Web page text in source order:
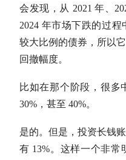
会发现，从 2021 年、
2024 年市场下跌的过
较大比例的债券，所以
回撤幅度。
比如在那个阶段，很多
30%，甚至 40%。
是的。但是，投资长钱
有 13%。这样一个非常